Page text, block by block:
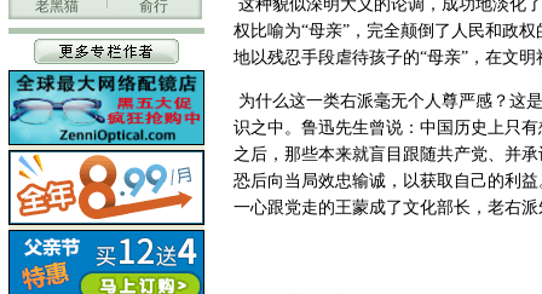
老黑猫
俞行
这种貌似深明大义的论调，成功地淡化
权比喻为“母亲”，完全颠倒了人民和政
地以残忍手段虐待孩子的“母亲”，在文
为什么这一类右派毫无个人尊严感？这
识之中。鲁迅先生曾说：中国历史上只
之后，那些本来就盲目跟随共产党、并
恐后向当局效忠输诚，以获取自己的利
一心跟党走的王蒙成了文化部长，老右